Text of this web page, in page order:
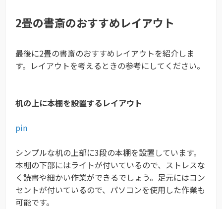
2畳の書斎のおすすめレイアウト
最後に2畳の書斎のおすすめレイアウトを紹介しま
す。レイアウトを考えるときの参考にしてください。
机の上に本棚を設置するレイアウト
pin
シンプルな机の上部に3段の本棚を設置しています。
本棚の下部にはライトが付いているので、ストレスな
く読書や細かい作業ができるでしょう。足元にはコン
セントが付いているので、パソコンを使用した作業も
可能です。